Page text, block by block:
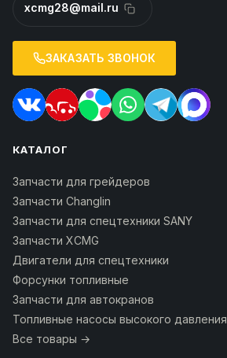
xcmg28@mail.ru
ЗАКАЗАТЬ ЗВОНОК
КАТАЛОГ
Запчасти для грейдеров
Запчасти Changlin
Запчасти для спецтехники SANY
Запчасти XCMG
Двигатели для спецтехники
Форсунки топливные
Запчасти для автокранов
Топливные насосы высокого давления
Все товары →